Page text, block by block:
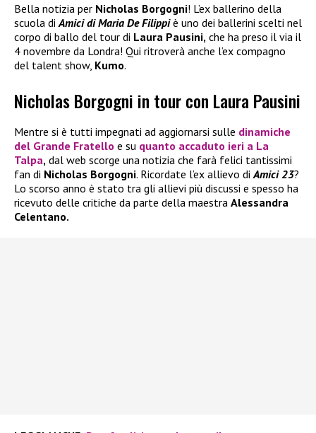
Bella notizia per Nicholas Borgogni! L’ex ballerino della
scuola di Amici di Maria De Filippiè uno dei ballerini scelti nel
corpo di ballo del tour di Laura Pausini, che ha preso il via il
4 novembre da Londra! Qui ritroverà anche l’ex compagno
del talent show, Kumo.
Nicholas Borgogni in tour con Laura Pausini
Mentre si è tutti impegnati ad aggiornarsi sulle dinamiche
del Grande Fratello e su quanto accaduto ieri a La
Talpa, dal web scorge una notizia che farà felici tantissimi
fan di Nicholas Borgogni. Ricordate l’ex allievo diAmici 23?
Lo scorso anno è stato tra gli allievi più discussi e spesso ha
ricevuto delle critiche da parte della maestra Alessandra
Celentano.